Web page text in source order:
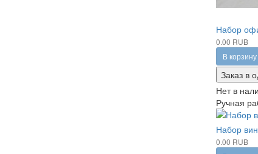
Набор
0.00 RUB
В корзину
Заказ в
Нет в
Ручная
Набор
0.00 RUB